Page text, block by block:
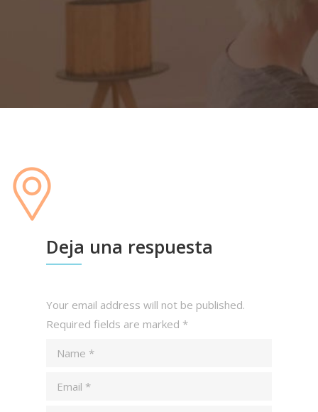
Deja una respuesta
Your email address will not be published.
Required fields are marked *